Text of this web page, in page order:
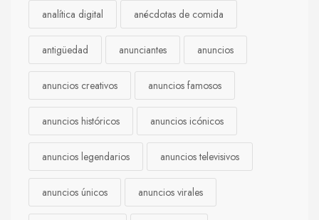
analítica digital anécdotas de comida
antigüedad anunciantes anuncios
anuncios creativos anuncios famosos
anuncios históricos anuncios icónicos
anuncios legendarios anuncios televisivos
anuncios únicos anuncios virales